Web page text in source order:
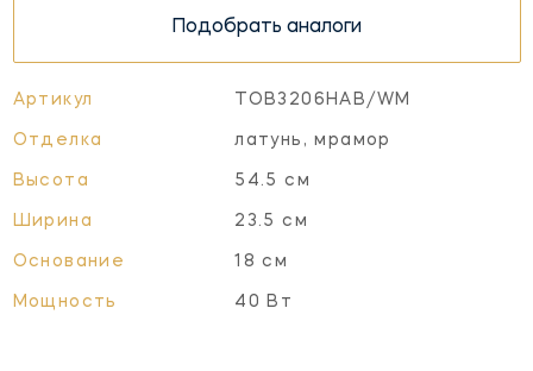
Подобрать аналоги
Артикул TOB3206HAB/WM
Отделка латунь, мрамор
Высота 54.5 см
Ширина 23.5 см
Основание 18 см
Мощность 40 Вт